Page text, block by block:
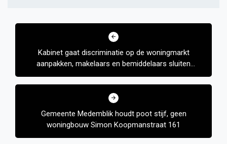
Bericht
Kabinet gaat discriminatie op de woningmarkt
aanpakken, makelaars en bemiddelaars sluiten
bepaalde groepen uit
Gemeente Medemblik houdt poot stijf, geen
woningbouw Simon Koopmanstraat 161